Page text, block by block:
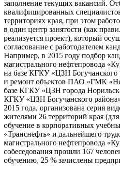
заполнение текущих вакансий.
квалифицированных
территориях края, при этом
в один центр занятости (как
реализуется проект), который
согласование с работодателем
Например, в 2015 году подбор
магистрального нефтепровода
на базе КГКУ «ЦЗН Богучанского
и ремонт объектов ПАО «ГМК
базе КГКУ «ЦЗН города
КГКУ «ЦЗН Богучанского
2015 года, организована серия
жителями 26 территорий края
обучение в корпоративных
«Транснефть» и дальнейшего
магистрального нефтепровода
собеседования прошли 167
обучению, 25 % зачислены